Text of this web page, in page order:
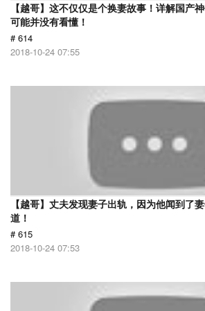
【越哥】这不仅仅是个换妻故事！详解国产
可能并没有看懂！
# 614
2018-10-24 07:55
【越哥】丈夫发现妻子出轨，因为他闻到了
道！
# 615
2018-10-24 07:53